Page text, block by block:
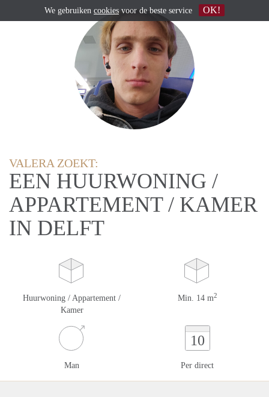
VALERA ZOEKT:
EEN HUURWONING /
APPARTEMENT / KAMER
IN DELFT
Huurwoning / Appartement /
Kamer
Min. 14 m2
Man
10
Per direct
We gebruiken cookies voor de beste service OK!